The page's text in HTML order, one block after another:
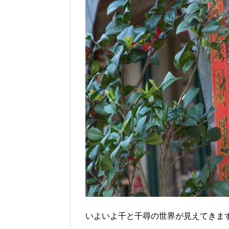
いよいよ千と千尋の世界が見えてきま